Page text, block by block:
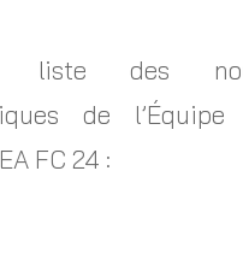
liste des
de
FC 24 :